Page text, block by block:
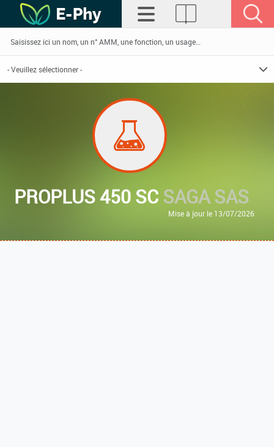
PROPLUS 450 SCSAGA SAS
Mise à jour le 13/07/2026